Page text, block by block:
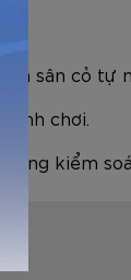
sân cỏ tự
chơi.
kiểm